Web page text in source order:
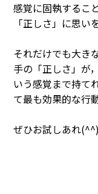
感覚に固執するこ
「正しさ」に思い
それだけでも大き
手の「正しさ」が
いう感覚まで持て
て最も効果的な行
ぜひお試しあれ